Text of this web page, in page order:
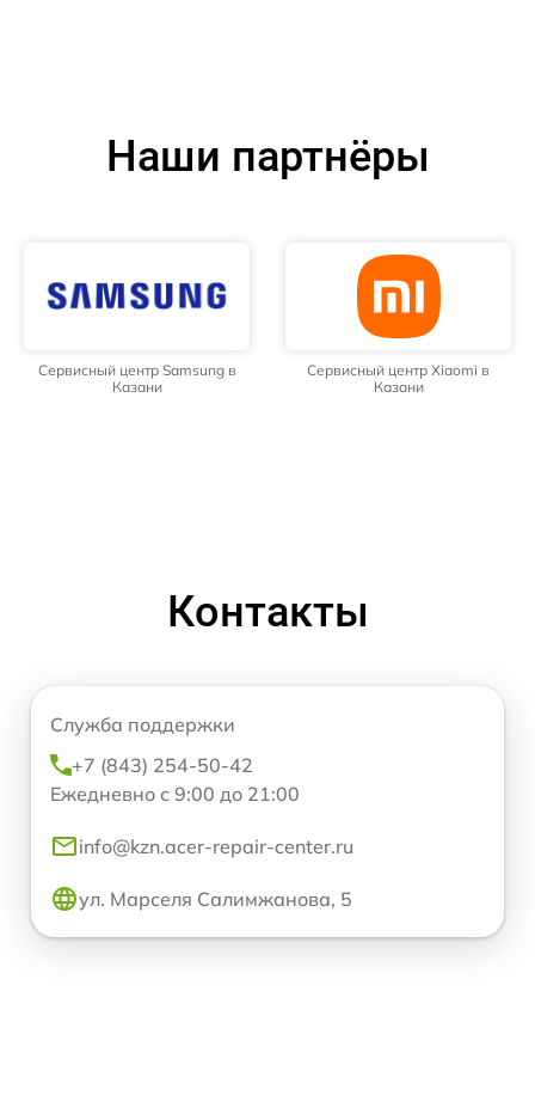
Наши партнёры
Сервисный центр Samsung в
Казани
Сервисный центр Xiaomi в
Казани
Контакты
Служба поддержки
+7 (843) 254-50-42
Ежедневно с 9:00 до 21:00
info@kzn.acer-repair-center.ru
ул. Марселя Салимжанова, 5